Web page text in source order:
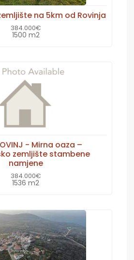
na 5km od Rovinja
384.000€
1500 m2
- Mirna oaza –
zemljište stambene
namjene
384.000€
1536 m2